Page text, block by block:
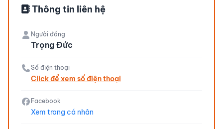
Thông tin liên hệ
Người đăng
Trọng Đức
Số điện thoại
Click để xem số điện thoại
Facebook
Xem trang cá nhân